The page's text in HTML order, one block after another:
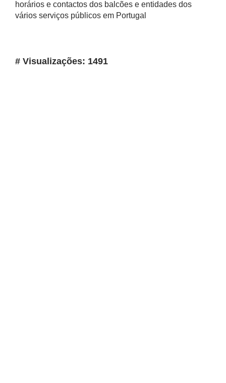
horários e contactos dos balcões e entidades dos
vários serviços públicos em Portugal
# Visualizações: 1491